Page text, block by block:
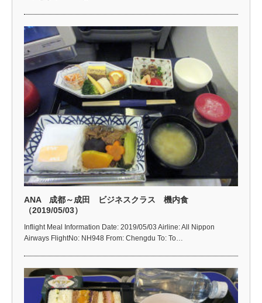
ANA 成都～成田 ビジネスクラス 機内食
（2019/05/03）
Inflight Meal Information Date: 2019/05/03 Airline: All Nippon
Airways FlightNo: NH948 From: Chengdu To: To…